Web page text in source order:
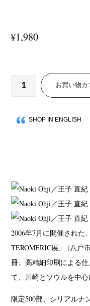
¥1,980
お買い物カ
SHOP IN ENGLISH
2006年7月に開催された
TEROMERIC展」 (八戸
冊。高精細印刷による
て、川崎とソウルを中心
限定500部、シリアルナ